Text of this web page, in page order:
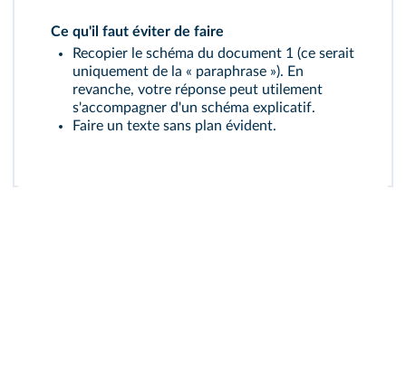
Ce qu'il faut éviter de faire
Recopier le schéma du document 1 (ce serait
uniquement de la « paraphrase »). En
revanche, votre réponse peut utilement
s'accompagner d'un schéma explicatif.
Faire un texte sans plan évident.